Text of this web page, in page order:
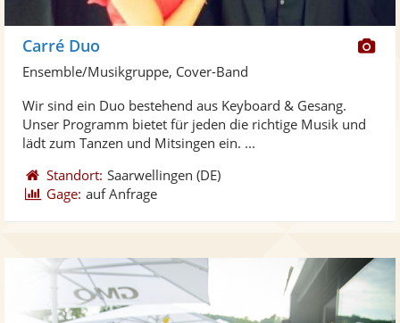
Carré Duo
Ensemble/Musikgruppe, Cover-Band
Wir sind ein Duo bestehend aus Keyboard & Gesang.
Unser Programm bietet für jeden die richtige Musik und
lädt zum Tanzen und Mitsingen ein. ...
Standort: Saarwellingen (DE)
Gage: auf Anfrage